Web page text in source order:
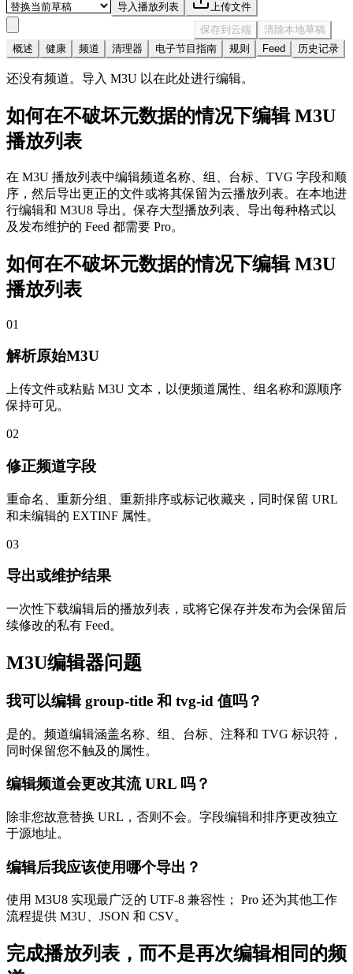
导入播放列表
上传文件
保存到云端
清除本地草稿
概述
健康 频道 清理器 电子节目指南 规则 Feed 历史记录
还没有频道。导入 M3U 以在此处进行编辑。
如何在不破坏元数据的情况下编辑 M3U
播放列表
在 M3U 播放列表中编辑频道名称、组、台标、TVG 字段和顺
序，然后导出更正的文件或将其保留为云播放列表。在本地进
行编辑和 M3U8 导出。保存大型播放列表、导出每种格式以
及发布维护的 Feed 都需要 Pro。
如何在不破坏元数据的情况下编辑 M3U
播放列表
01
解析原始M3U
上传文件或粘贴 M3U 文本，以便频道属性、组名称和源顺序
保持可见。
02
修正频道字段
重命名、重新分组、重新排序或标记收藏夹，同时保留 URL
和未编辑的 EXTINF 属性。
03
导出或维护结果
一次性下载编辑后的播放列表，或将它保存并发布为会保留后
续修改的私有 Feed。
M3U编辑器问题
我可以编辑 group-title 和 tvg-id 值吗？
是的。频道编辑涵盖名称、组、台标、注释和 TVG 标识符，
同时保留您不触及的属性。
编辑频道会更改其流 URL 吗？
除非您故意替换 URL，否则不会。字段编辑和排序更改独立
于源地址。
编辑后我应该使用哪个导出？
使用 M3U8 实现最广泛的 UTF-8 兼容性； Pro 还为其他工作
流程提供 M3U、JSON 和 CSV。
完成播放列表，而不是再次编辑相同的频